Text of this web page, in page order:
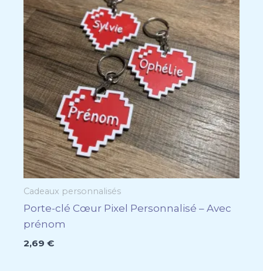
Cadeaux personnalisés
Porte-clé Cœur Pixel Personnalisé – Avec
prénom
2,69 €